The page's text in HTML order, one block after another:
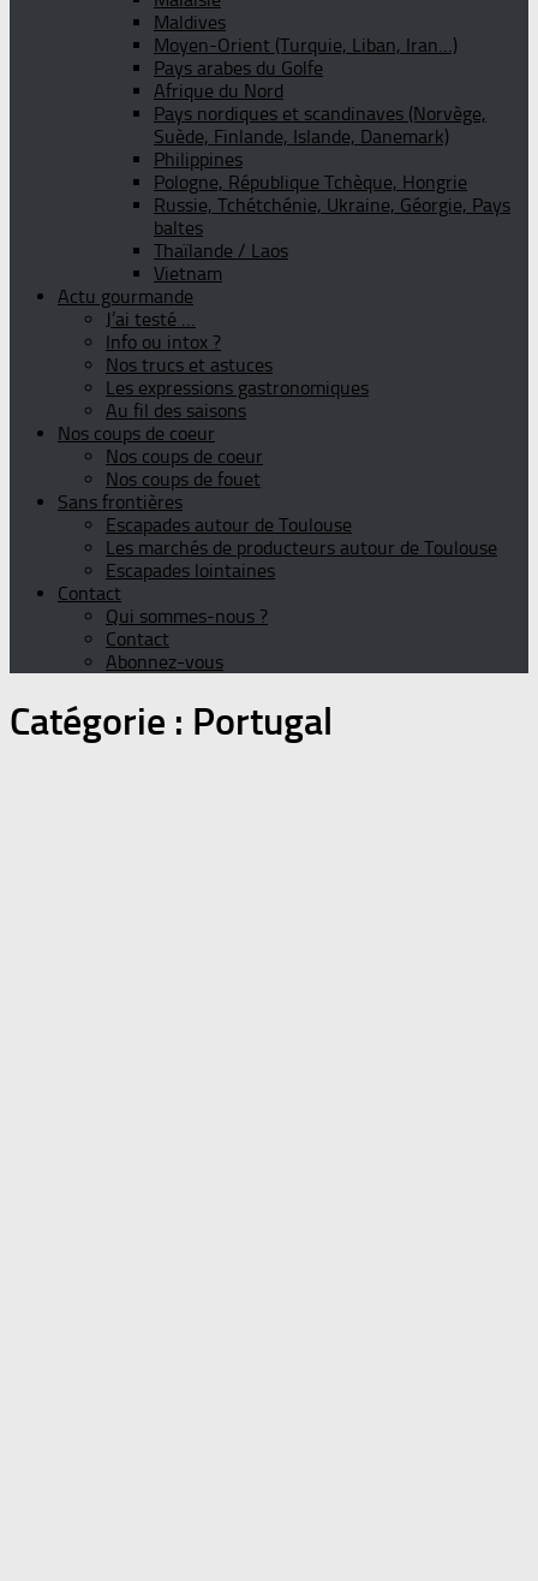
Maldives
Moyen-Orient (Turquie, Liban, Iran…)
Pays arabes du Golfe
Afrique du Nord
Pays nordiques et scandinaves (Norvège,
Suède, Finlande, Islande, Danemark)
Philippines
Pologne, République Tchèque, Hongrie
Russie, Tchétchénie, Ukraine, Géorgie, Pays
baltes
Thaïlande / Laos
Vietnam
Actu gourmande
J’ai testé …
Info ou intox ?
Nos trucs et astuces
Les expressions gastronomiques
Au fil des saisons
Nos coups de coeur
Nos coups de coeur
Nos coups de fouet
Sans frontières
Escapades autour de Toulouse
Les marchés de producteurs autour de Toulouse
Escapades lointaines
Contact
Qui sommes-nous ?
Contact
Abonnez-vous
Catégorie : Portugal